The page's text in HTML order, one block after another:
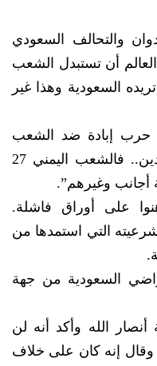
والتحالف السعودي
أن تستبدل الشعب
السعودية وهذا غير
حرب إبادة ضد الشعب
اليمني ولكننا كنا وسنبقى موجودين.. فالشعب اليمني 27
أجانب وغيرهم”.
على أوراق فاشلة.
التي استمدها من
السعودية من جهة
الله وأكد أنه لن
إنه كان على خلاف